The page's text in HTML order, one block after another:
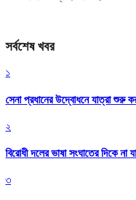
সর্বশেষ খবর
১
সেনা প্রধানের উদ্বোধনে যাত্রা শুরু
২
বিরোধী দলের ভাষা সংঘাতের দিকে
৩